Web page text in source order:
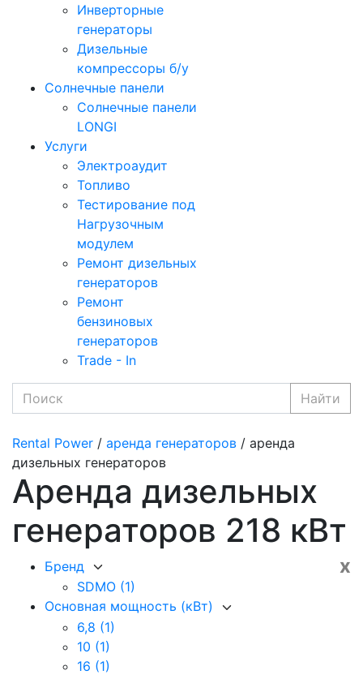
Инверторные
генераторы
Дизельные
компрессоры б/у
Солнечные панели
Солнечные панели
LONGI
Услуги
Электроаудит
Топливо
Тестирование под
Нагрузочным
модулем
Ремонт дизельных
генераторов
Ремонт
бензиновых
генераторов
Trade - In
Найти
Rental Power / аренда генераторов / аренда
дизельных генераторов
Аренда дизельных
генераторов 218 кВт
x
Бренд
SDMO (1)
Основная мощность (кВт)
6,8 (1)
10 (1)
16 (1)